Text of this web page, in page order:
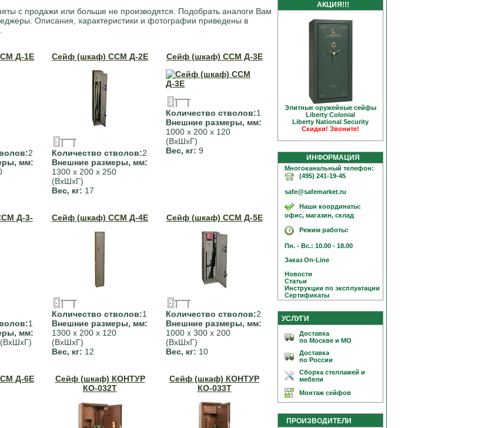
с продажи или больше не производятся. Подобрать аналоги Вам
Описания, характеристики и фотографии приведены в
Д-1Е
2
мм:
Сейф (шкаф) ССМ Д-2Е
Количество стволов:2
Внешние размеры, мм:
1300 х 200 х 250
(ВхШхГ)
Вес, кг: 17
Сейф (шкаф) ССМ Д-3Е
Количество стволов:1
Внешние размеры, мм:
1000 х 200 х 120
(ВхШхГ)
Вес, кг: 9
Д-3-
1
мм:
Сейф (шкаф) ССМ Д-4Е
Количество стволов:1
Внешние размеры, мм:
1300 х 200 х 120
(ВхШхГ)
Вес, кг: 12
Сейф (шкаф) ССМ Д-5Е
Количество стволов:2
Внешние размеры, мм:
1000 х 300 х 200
(ВхШхГ)
Вес, кг: 10
Д-6Е
Сейф (шкаф) КОНТУР
КО-032Т
Сейф (шкаф) КОНТУР
КО-033Т
АКЦИЯ!!!
Элитные оружейные сейфы
Liberty Colonial
Liberty National Security
Скидки! Звоните!
ИНФОРМАЦИЯ
Многоканальный телефон:
(495) 241-19-45
safe@safemarket.ru
Наши координаты:
офис, магазин, склад
Режим работы:
Пн. - Вс.: 10.00 - 18.00
Заказ On-Line
Новости
Статьи
Инструкции по эксплуатации
Сертификаты
УСЛУГИ
Доставка
по Москве и МО
Доставка
по России
Сборка стеллажей и
мебели
Монтаж сейфов
ПРОИЗВОДИТЕЛИ